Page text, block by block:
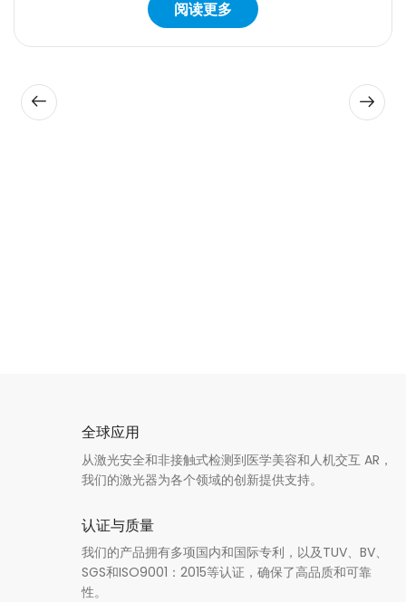
阅读更多
全球应用
从激光安全和非接触式检测到医学美容和人机交互 AR，
我们的激光器为各个领域的创新提供支持。
认证与质量
我们的产品拥有多项国内和国际专利，以及TUV、BV、
SGS和ISO9001：2015等认证，确保了高品质和可靠
性。